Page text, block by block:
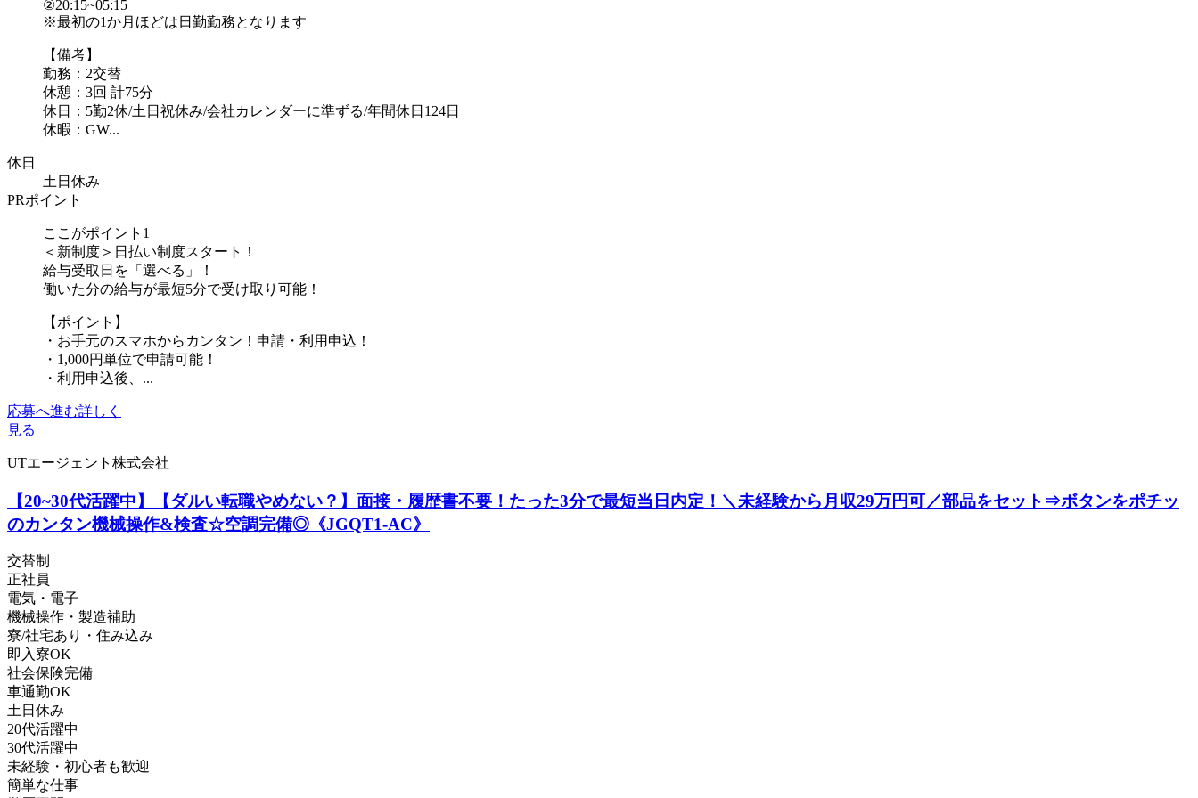
②20:15~05:15
※最初の1か月ほどは日勤勤務となります
【備考】
勤務：2交替
休憩：3回 計75分
休日：5勤2休/土日祝休み/会社カレンダーに準ずる/年間休日124日
休暇：GW...
休日
土日休み
PRポイント
ここがポイント1
＜新制度＞日払い制度スタート！
給与受取日を「選べる」！
働いた分の給与が最短5分で受け取り可能！
【ポイント】
・お手元のスマホからカンタン！申請・利用申込！
・1,000円単位で申請可能！
・利用申込後、...
応募へ進む詳しく
見る
UTエージェント株式会社
【20~30代活躍中】【ダルい転職やめない？】面接・履歴書不要！たった3分で最短当日内定！＼未経験から月収29万円可／部品をセット⇒ボタンをポチッ
のカンタン機械操作&検査☆空調完備◎《JGQT1-AC》
交替制
正社員
電気・電子
機械操作・製造補助
寮/社宅あり・住み込み
即入寮OK
社会保険完備
車通勤OK
土日休み
20代活躍中
30代活躍中
未経験・初心者も歓迎
簡単な仕事